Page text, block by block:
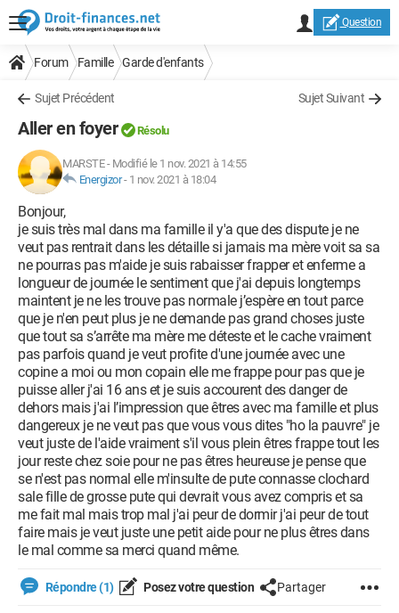
Question
Forum Famille Garde d'enfants
Sujet Précédent Sujet Suivant
Aller en foyer Résolu
MARSTE- Modifié le 1 nov. 2021 à 14:55
Energizor- 1 nov. 2021 à 18:04
Bonjour,
je suis très mal dans ma famille il y'a que des dispute je ne
veut pas rentrait dans les détaille si jamais ma mère voit sa sa
ne pourras pas m'aide je suis rabaisser frapper et enferme a
longueur de journée le sentiment que j'ai depuis longtemps
maintent je ne les trouve pas normale j’espère en tout parce
que je n'en peut plus je ne demande pas grand choses juste
que tout sa s’arrête ma mère me déteste et le cache vraiment
pas parfois quand je veut profite d'une journée avec une
copine a moi ou mon copain elle me frappe pour pas que je
puisse aller j'ai 16 ans et je suis accourent des danger de
dehors mais j'ai l’impression que êtres avec ma famille et plus
dangereux je ne veut pas que vous vous dites "ho la pauvre" je
veut juste de l'aide vraiment s'il vous plein êtres frappe tout les
jour reste chez soie pour ne pas êtres heureuse je pense que
se n'est pas normal elle m'insulte de pute connasse clochard
sale fille de grosse pute qui devrait vous avez compris et sa
me fait mal mais trop mal j'ai peur de dormir j'ai peur de tout
faire mais je veut juste une petit aide pour ne plus êtres dans
le mal comme sa merci quand même.
Répondre (1) Posez votre question Partager